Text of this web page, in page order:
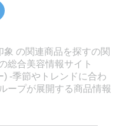
象 の関連商品を探すの関
総合美容情報サイト
-季節やトレンドに合わ
ープが展開する商品情報